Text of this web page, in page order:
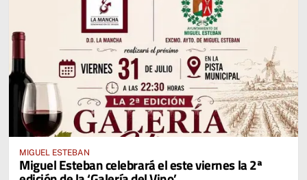
MIGUEL ESTEBAN
Miguel Esteban celebrará el este viernes la 2ª